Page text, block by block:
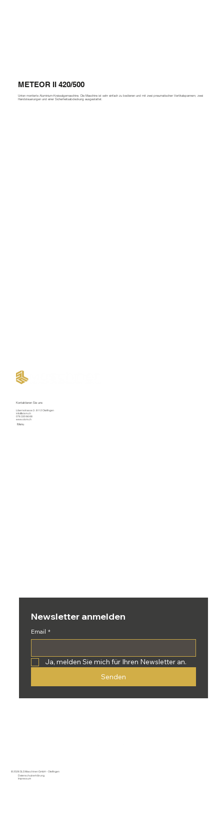
METEOR II 420/500
Unten montierte Aluminium-Kreissägemaschine. Die Maschine ist sehr einfach zu bedienen und mit zwei pneumatischen Vertikalspannern, zwei
Handsteuerungen und einer Sicherheitsabdeckung ausgestattet.
Libernstrasse 3 . 8112 Otelfingen
info@slsm.ch
076 330 66 68
www.slsm.ch
Kontaktieren Sie uns
Menu
Newsletter anmelden
Email *
Ja, melden Sie mich für Ihren Newsletter an.
Senden
© 2026 SLS Maschinen GmbH - Otelfingen
Datenschutzerklärung
Impressum